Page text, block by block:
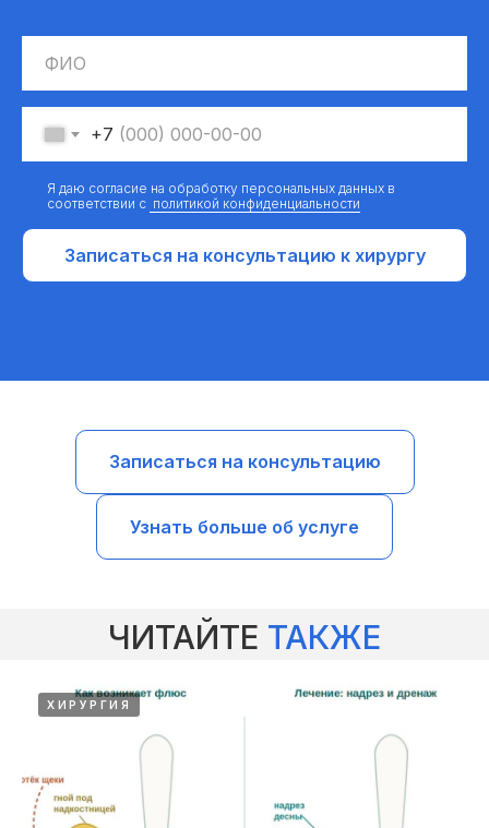
+7
Я даю согласие на обработку персональных данных в
соответствии с политикой конфиденциальности
Записаться на консультацию к хирургу
Записаться на консультацию
Узнать больше об услуге
ЧИТАЙТЕ ТАКЖЕ
ХИРУРГИЯ